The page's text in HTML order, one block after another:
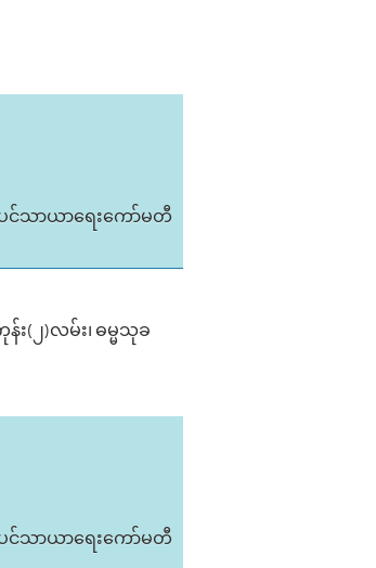
သာယာရေးကော်မတီ
း(၂)လမ်း၊ ဓမ္မသုခ
သာယာရေးကော်မတီ